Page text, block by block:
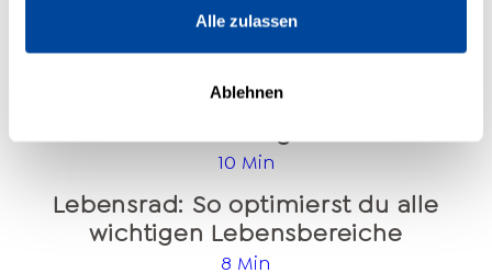
Alle zulassen
Ablehnen
Programme lohnen sich wirklich?
4 Min
Welche Coaching Ausbildung ist
10 Min
Lebensrad: So optimierst du alle
wichtigen Lebensbereiche
8 Min